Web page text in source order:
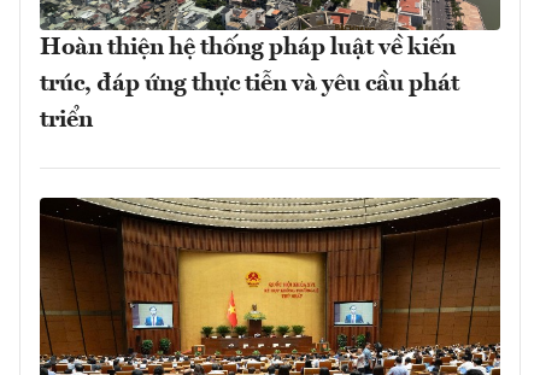
Hoàn thiện hệ thống pháp luật về kiến
trúc, đáp ứng thực tiễn và yêu cầu phát
triển